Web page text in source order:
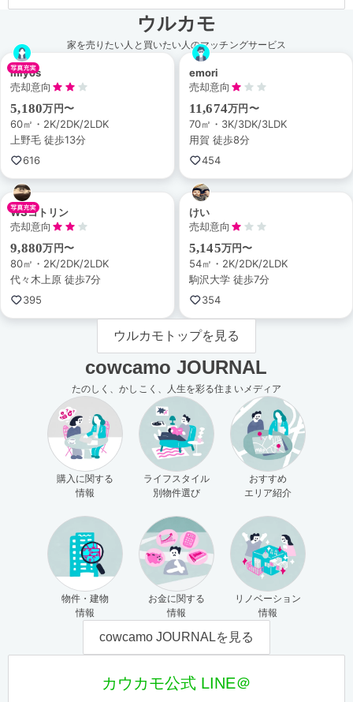
ウルカモ
家を売りたい人と買いたい人のマッチングサービス
miyos
売却意向
5,180万円〜
60㎡・2K/2DK/2LDK
上野毛 徒歩13分
616
emori
売却意向
11,674万円〜
70㎡・3K/3DK/3LDK
用賀 徒歩8分
454
WSコトリン
売却意向
9,880万円〜
80㎡・2K/2DK/2LDK
代々木上原 徒歩7分
395
けい
売却意向
5,145万円〜
54㎡・2K/2DK/2LDK
駒沢大学 徒歩7分
354
ウルカモトップを見る
cowcamo JOURNAL
たのしく、かしこく、人生を彩る住まいメディア
購入に関する
情報
ライフスタイル
別物件選び
おすすめ
エリア紹介
物件・建物
情報
お金に関する
情報
リノベーション
情報
cowcamo JOURNALを見る
カウカモ公式 LINE＠